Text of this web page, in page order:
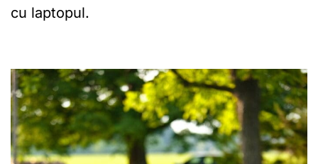
cu laptopul.